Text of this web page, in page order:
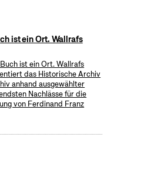
ist ein Ort. Wallrafs
ist ein Ort. Wallrafs
das Historische Archiv
anhand ausgewählter
Nachlässe für die
von Ferdinand Franz